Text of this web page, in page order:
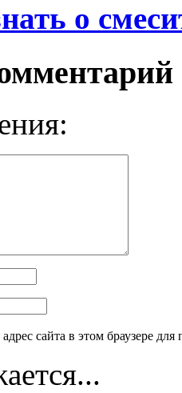
о
сайта в этом браузере